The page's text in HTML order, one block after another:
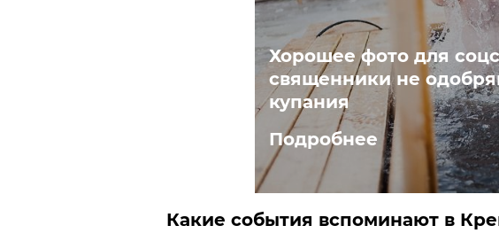
Хорошее фото для
священники не
купания
Подробнее
Какие события вспоминают в